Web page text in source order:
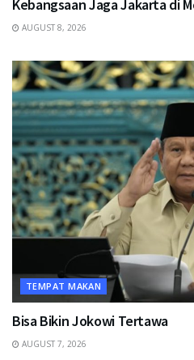
Kebangsaan Jaga Jakarta di
AUGUST 8, 2026
TEMPAT MAKAN
Bisa Bikin Jokowi Tertawa
AUGUST 7, 2026